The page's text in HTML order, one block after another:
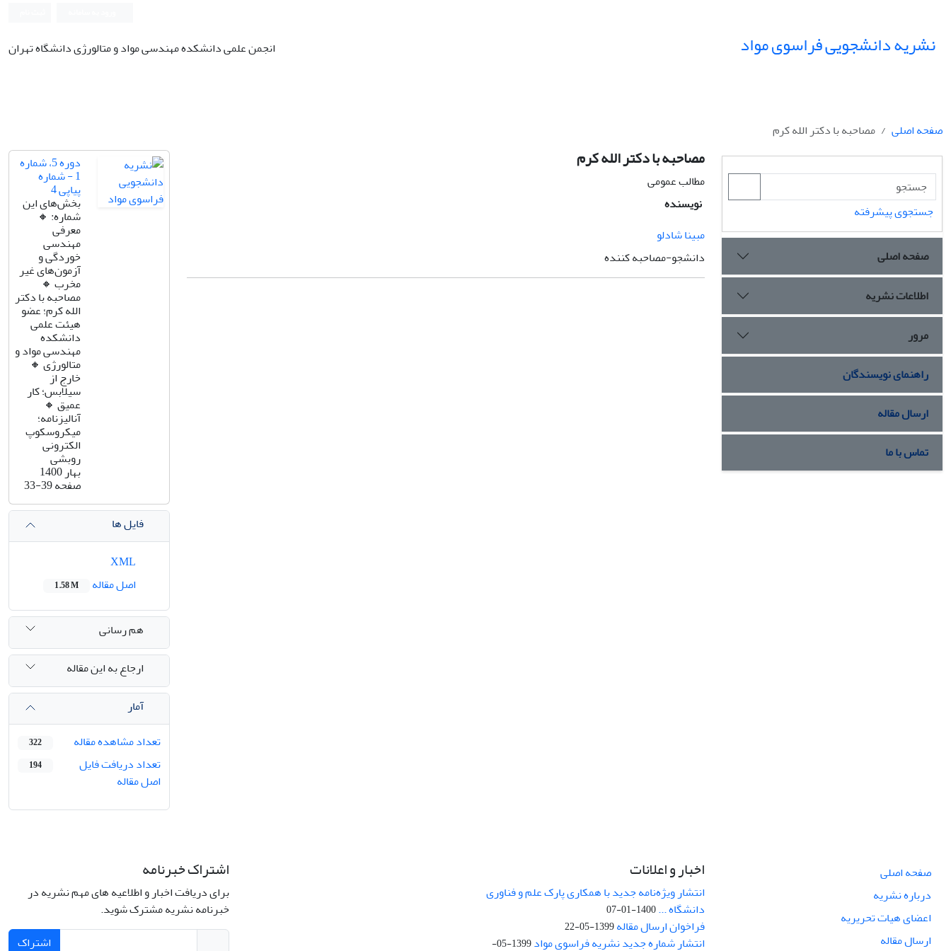
نشریه دانشجویی فراسوی مواد انجمن علمی دانشکده مهندسی مواد و متالورژی دانشگاه تهران
صفحه اصلی مصاحبه با دکتر الله کرم
مصاحبه با دکتر الله کرم
مطالب عمومی
نویسنده
مبینا شادلو
دانشجو-مصاحبه کننده
دوره 5، شماره
1 - شماره
پیاپی 4
بخش‌های این
شماره: 🔸️
معرفی
مهندسی
خوردگی و
آزمون‌های غیر
مخرب 🔸️
مصاحبه با دکتر
الله کرم؛ عضو
هیئت علمی
دانشکده
مهندسی مواد و
متالورژی 🔸️
خارج از
سیلابس؛ کار
عمیق 🔸️
آنالیزنامه؛
میکروسکوپ
الکترونی
روبشی
بهار 1400
صفحه33-39
فایل ها
اصل مقاله
1.58 M
هم رسانی
ارجاع به این مقاله
آمار
تعداد مشاهده مقاله
322
تعداد دریافت فایل
اصل مقاله
194
جستجوی پیشرفته
صفحه اصلی
اطلاعات نشریه
مرور
راهنمای نویسندگان
ارسال مقاله
تماس با ما
صفحه اصلی
درباره نشریه
اعضای هیات تحریریه
ارسال مقاله
اخبار و اعلانات
انتشار ویژه‌نامه جدید با همکاری پارک علم و فناوری
دانشگاه ...1400-01-07
فراخوان ارسال مقاله1399-05-22
انتشار شماره جدید نشریه فراسوی مواد 1399-05-
اشتراک خبرنامه
برای دریافت اخبار و اطلاعیه های مهم نشریه در
خبرنامه نشریه مشترک شوید.
اشتراک